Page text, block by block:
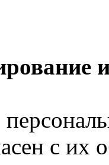
с их